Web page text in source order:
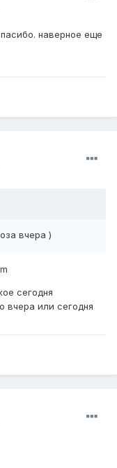
наверное еще
вчера )
сегодня
вчера или сегодня